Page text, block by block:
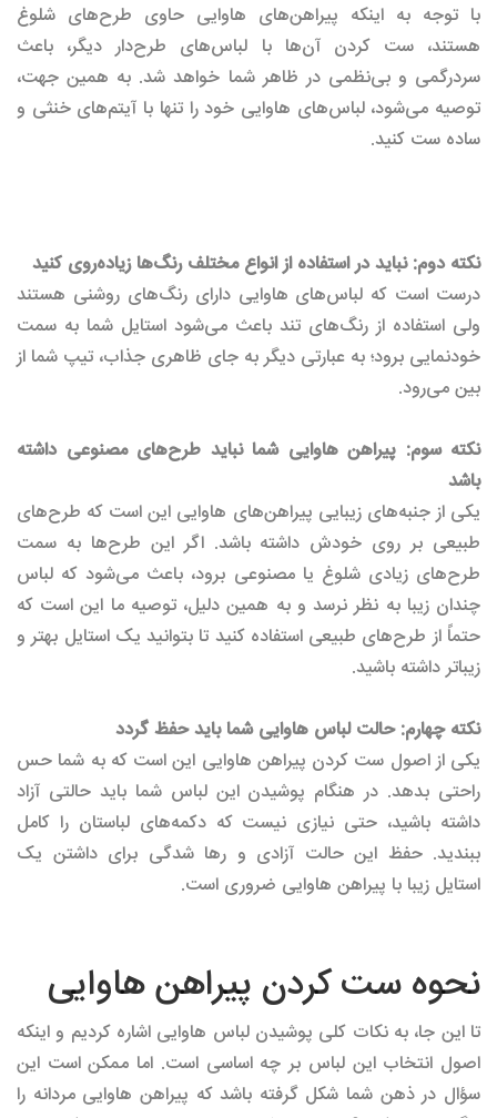
با توجه به اینکه پیراهن‌های هاوایی حاوی طرح‌های شلوغ
هستند، ست کردن آن‌ها با لباس‌های طرح‌دار دیگر، باعث
سردرگمی و بی‌نظمی در ظاهر شما خواهد شد. به همین جهت،
توصیه می‌شود، لباس‌های هاوایی خود را تنها با آیتم‌های خنثی و
ساده ست کنید.
نکته‌ دوم: نباید در استفاده از انواع مختلف رنگ‌ها زیاده‌روی کنید
درست است که لباس‌های هاوایی دارای رنگ‌های روشنی هستند
ولی استفاده از رنگ‌های تند باعث می‌شود استایل شما به سمت
خودنمایی برود؛ به عبارتی دیگر به جای ظاهری جذاب، تیپ شما از
بین می‌رود.
نکته‌ سوم: پیراهن هاوایی شما نباید طرح‌های مصنوعی داشته
باشد
یکی از جنبه‌های زیبایی پیراهن‌های هاوایی این است که طرح‌های
طبیعی بر روی خودش داشته باشد. اگر این طرح‌ها به سمت
طرح‌های زیادی شلوغ یا مصنوعی برود، باعث می‌شود که لباس
چندان زیبا به نظر نرسد و به همین دلیل، توصیه ما این است که
حتماً از طرح‌های طبیعی استفاده کنید تا بتوانید یک استایل بهتر و
زیباتر داشته باشید.
نکته‌ چهارم: حالت لباس هاوایی شما باید حفظ گردد
یکی از اصول ست کردن پیراهن هاوایی این است که به شما حس
راحتی بدهد. در هنگام پوشیدن این لباس شما باید حالتی آزاد
داشته باشید، حتی نیازی نیست که دکمه‌های لباستان را کامل
ببندید. حفظ این حالت آزادی و ر‌ها شدگی برای داشتن یک
استایل زیبا با پیراهن هاوایی ضروری است.
نحوه ست کردن پیراهن هاوایی
تا این جا، به نکات کلی پوشیدن لباس هاوایی اشاره کردیم و اینکه
اصول انتخاب این لباس بر چه اساسی است. اما ممکن است این
سؤال در ذهن شما شکل گرفته باشد که پیراهن هاوایی مردانه را